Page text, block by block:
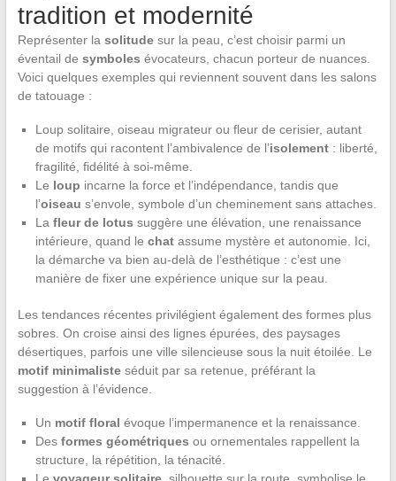
tradition et modernité
Représenter la solitudesur la peau, c’est choisir parmi un
éventail de symboles évocateurs, chacun porteur de nuances.
Voici quelques exemples qui reviennent souvent dans les salons
de tatouage :
Loup solitaire, oiseau migrateur ou fleur de cerisier, autant
de motifs qui racontent l’ambivalence de l’isolement: liberté,
fragilité, fidélité à soi-même.
Le loup incarne la force et l’indépendance, tandis que
l’oiseau s’envole, symbole d’un cheminement sans attaches.
La fleur de lotus suggère une élévation, une renaissance
intérieure, quand le chatassume mystère et autonomie. Ici,
la démarche va bien au-delà de l’esthétique : c’est une
manière de fixer une expérience unique sur la peau.
Les tendances récentes privilégient également des formes plus
sobres. On croise ainsi des lignes épurées, des paysages
désertiques, parfois une ville silencieuse sous la nuit étoilée. Le
motif minimalisteséduit par sa retenue, préférant la
suggestion à l’évidence.
Un motif floral évoque l’impermanence et la renaissance.
Des formes géométriques ou ornementales rappellent la
structure, la répétition, la ténacité.